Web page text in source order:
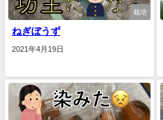
栽培
ねぎぼうず
2021年4月19日